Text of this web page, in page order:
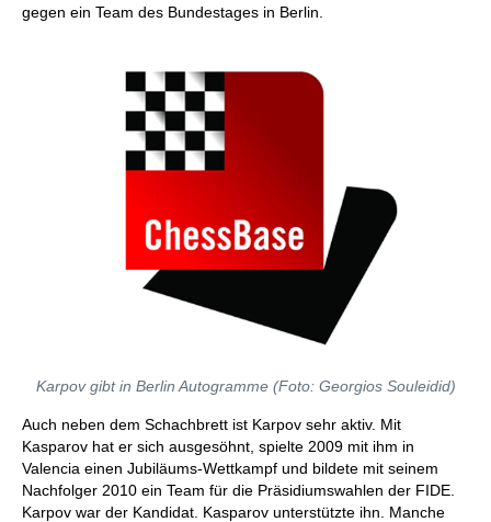
gegen ein Team des Bundestages in Berlin.
Karpov gibt in Berlin Autogramme (Foto: Georgios Souleidid)
Auch neben dem Schachbrett ist Karpov sehr aktiv. Mit
Kasparov hat er sich ausgesöhnt, spielte 2009 mit ihm in
Valencia einen Jubiläums-Wettkampf und bildete mit seinem
Nachfolger 2010 ein Team für die Präsidiumswahlen der FIDE.
Karpov war der Kandidat. Kasparov unterstützte ihn. Manche